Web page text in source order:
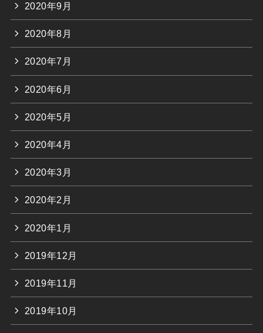
2020年9月
2020年8月
2020年7月
2020年6月
2020年5月
2020年4月
2020年3月
2020年2月
2020年1月
2019年12月
2019年11月
2019年10月